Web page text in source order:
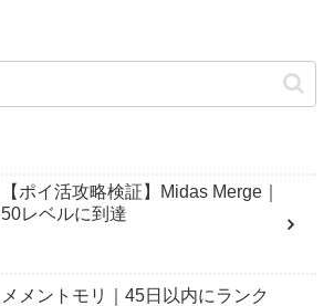
【ポイ活攻略検証】Midas Merge｜
50レベルに到達
メメントモリ｜45日以内にランク